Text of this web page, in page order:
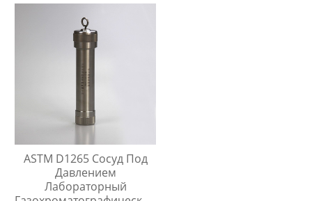
ASTM D1265 Сосуд Под
Давлением
Лабораторный